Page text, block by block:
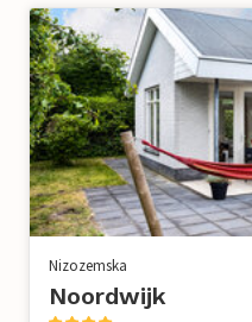
Nizozemska
Noordwijk